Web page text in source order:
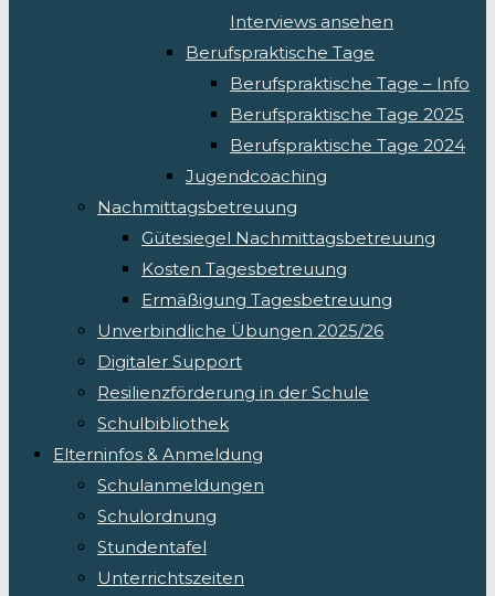
Interviews ansehen
Berufspraktische Tage
Berufspraktische Tage – Info
Berufspraktische Tage 2025
Berufspraktische Tage 2024
Jugendcoaching
Nachmittagsbetreuung
Gütesiegel Nachmittagsbetreuung
Kosten Tagesbetreuung
Ermäßigung Tagesbetreuung
Unverbindliche Übungen 2025/26
Digitaler Support
Resilienzförderung in der Schule
Schulbibliothek
Elterninfos & Anmeldung
Schulanmeldungen
Schulordnung
Stundentafel
Unterrichtszeiten